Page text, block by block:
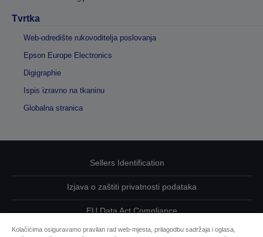
Tvrtka
Web-odredište rukovoditelja poslovanja
Epson Europe Electronics
Digigraphie
Ispis izravno na tkaninu
Globalna stranica
Sellers Identification
Izjava o zaštiti privatnosti podataka
EU Data Act Compliance
Kontaktirajte nas u vezi svojih podataka
Kolačićima osiguravamo pravilan rad web-mjesta, prilagodbu sadržaja i oglasa,